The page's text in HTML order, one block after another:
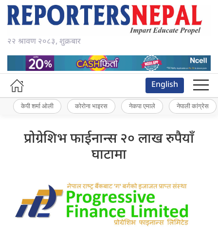
२२ श्रावण २०८३, शुक्रबार
English
केपी शर्मा ओली कोरोना भाइरस नेकपा एमाले नेपाली कांग्रेस
प्रोग्रेशिभ फाईनान्स २० लाख रुपैयाँ
घाटामा